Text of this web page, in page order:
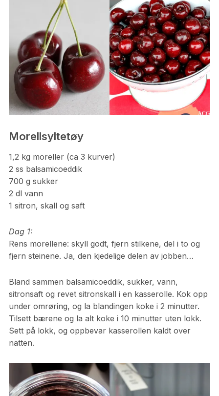
Morellsyltetøy
1,2 kg moreller (ca 3 kurver)
2 ss balsamicoeddik
700 g sukker
2 dl vann
1 sitron, skall og saft
Dag 1:
Rens morellene: skyll godt, fjern stilkene, del i to og
fjern steinene. Ja, den kjedelige delen av jobben…
Bland sammen balsamicoeddik, sukker, vann,
sitronsaft og revet sitronskall i en kasserolle. Kok opp
under omrøring, og la blandingen koke i 2 minutter.
Tilsett bærene og la alt koke i 10 minutter uten lokk.
Sett på lokk, og oppbevar kasserollen kaldt over
natten.